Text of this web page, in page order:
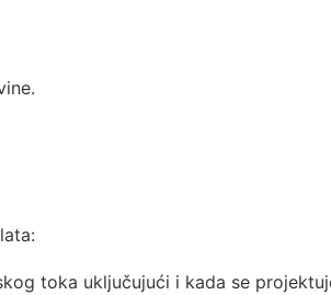
toka uključujući i kada se